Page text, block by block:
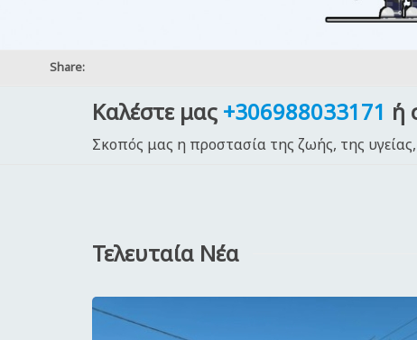
Share:
Καλέστε μας +306988033171 ή
Σκοπός μας η προστασία της ζωής, της
Τελευταία Νέα